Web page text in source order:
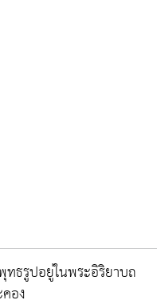
ธรูปอยู่ในพระอิริยาบถ
อง